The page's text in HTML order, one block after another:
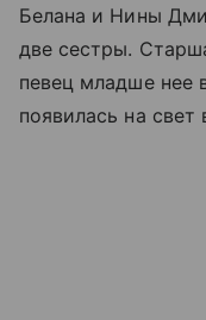
Белана и Нины
две сестры.
певец младше нее
появилась на свет